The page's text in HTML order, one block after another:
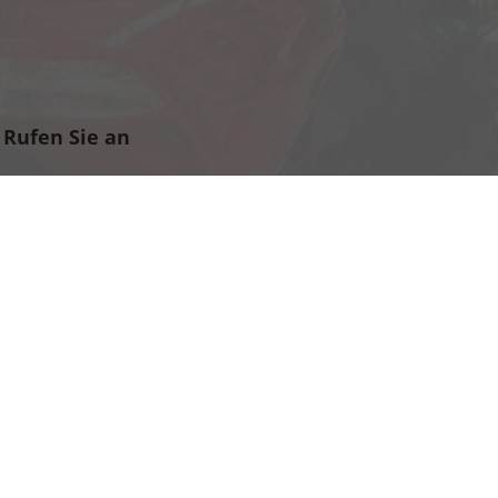
Rufen Sie an